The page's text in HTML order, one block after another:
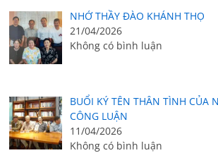
NHỚ THẦY ĐÀO KHÁNH THỌ
21/04/2026
Không có bình luận
BUỔI KÝ TÊN THÂN TÌNH CỦA
CÔNG LUẬN
11/04/2026
Không có bình luận